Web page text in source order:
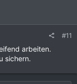
#11
arbeiten.
sichern.